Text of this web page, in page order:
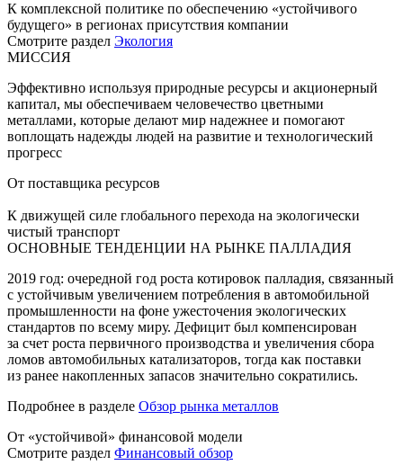
К комплексной политике по обеспечению «устойчивого
будущего» в регионах присутствия компании
Смотрите раздел Экология
МИССИЯ
Эффективно используя природные ресурсы и акционерный
капитал, мы обеспечиваем человечество цветными
металлами, которые делают мир надежнее и помогают
воплощать надежды людей на развитие и технологический
прогресс
От поставщика ресурсов
К движущей силе глобального перехода на экологически
чистый транспорт
ОСНОВНЫЕ ТЕНДЕНЦИИ НА РЫНКЕ ПАЛЛАДИЯ
2019 год: очередной год роста котировок палладия, связанный
с устойчивым увеличением потребления в автомобильной
промышленности на фоне ужесточения экологических
стандартов по всему миру. Дефицит был компенсирован
за счет роста первичного производства и увеличения сбора
ломов автомобильных катализаторов, тогда как поставки
из ранее накопленных запасов значительно сократились.
Подробнее в разделе Обзор рынка металлов
От «устойчивой» финансовой модели
Смотрите раздел Финансовый обзор